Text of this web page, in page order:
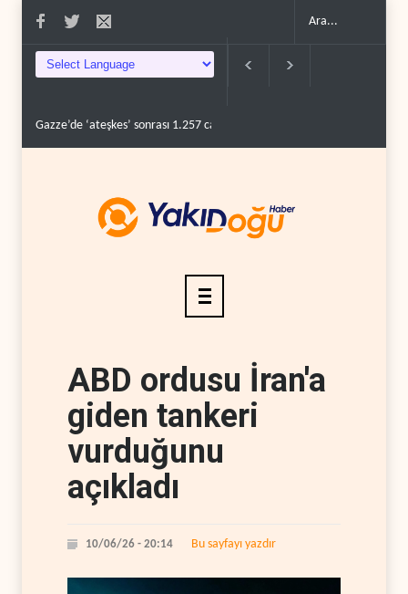
Gazze’de ‘ateşkes’ sonrası 1.257 can kaybı..
ABD ordusu İran'a
giden tankeri
vurduğunu
açıkladı
10/06/26 - 20:14 Bu sayfayı yazdır